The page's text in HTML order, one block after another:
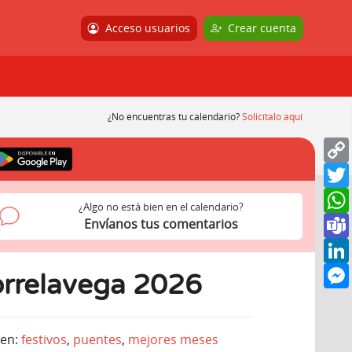
Acceso usuarios Crear cuenta
¿No encuentras tu calendario?Solicítalo aquí
2026
festivos, puentes, mejores meses
¿Algo no está bien en el calendario?
Envíanos tus comentarios